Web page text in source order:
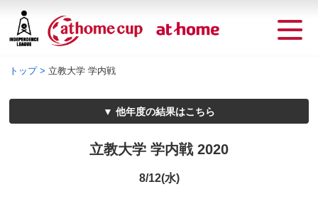
トップ 立教大学 学内戦
他年度の結果はこちら
立教大学 学内戦 2020
8/12(水)